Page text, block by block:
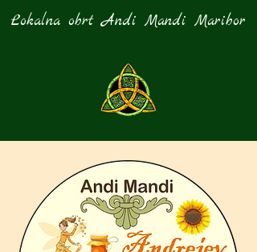
Lokalna obrt Andi Mandi Maribor